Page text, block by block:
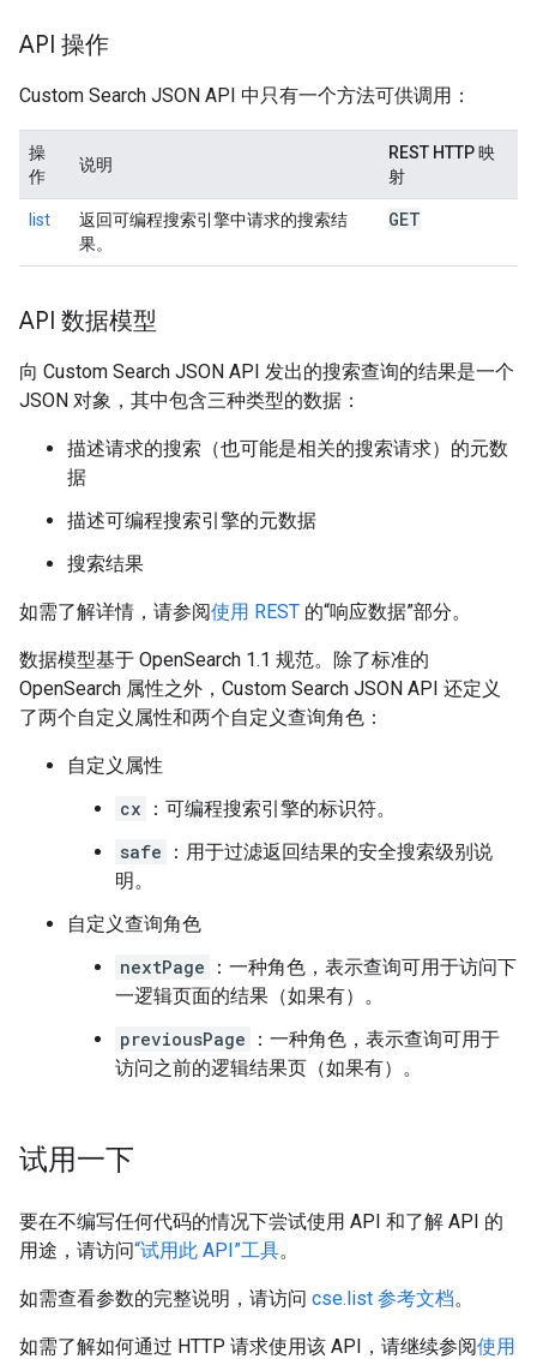
API 操作
Custom Search JSON API 中只有一个方法可供调用：
操
作
说明
REST HTTP 映
射
list
返回可编程搜索引擎中请求的搜索结
果。
GET
API 数据模型
向 Custom Search JSON API 发出的搜索查询的结果是一个
JSON 对象，其中包含三种类型的数据：
描述请求的搜索（也可能是相关的搜索请求）的元数
据
描述可编程搜索引擎的元数据
搜索结果
如需了解详情，请参阅使用 REST 的“响应数据”部分。
数据模型基于 OpenSearch 1.1 规范。除了标准的
OpenSearch 属性之外，Custom Search JSON API 还定义
了两个自定义属性和两个自定义查询角色：
自定义属性
cx
：可编程搜索引擎的标识符。
safe
：用于过滤返回结果的安全搜索级别说
明。
自定义查询角色
nextPage
：一种角色，表示查询可用于访问下
一逻辑页面的结果（如果有）。
previousPage
：一种角色，表示查询可用于
访问之前的逻辑结果页（如果有）。
试用一下
要在不编写任何代码的情况下尝试使用 API 和了解 API 的
用途，请访问“试用此 API”工具。
如需查看参数的完整说明，请访问 cse.list 参考文档。
如需了解如何通过 HTTP 请求使用该 API，请继续参阅使用